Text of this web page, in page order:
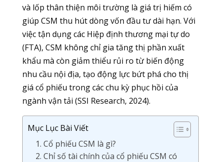
và lốp thân thiện môi trường là giá trị hiếm có
giúp CSM thu hút dòng vốn đầu tư dài hạn. Với
việc tận dụng các Hiệp định thương mại tự do
(FTA), CSM không chỉ gia tăng thị phần xuất
khẩu mà còn giảm thiểu rủi ro từ biến động
nhu cầu nội địa, tạo động lực bứt phá cho thị
giá cổ phiếu trong các chu kỳ phục hồi của
ngành vận tải (SSI Research, 2024).
Mục Lục Bài Viết
1. Cổ phiếu CSM là gì?
2. Chỉ số tài chính của cổ phiếu CSM có